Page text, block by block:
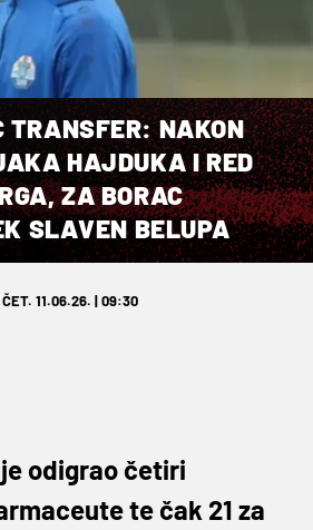
NAKON
HAJDUKA I RED
ZA BORAC
SLAVEN BELUPA
11.06.26. | 09:30
odigrao četiri
te čak 21 za